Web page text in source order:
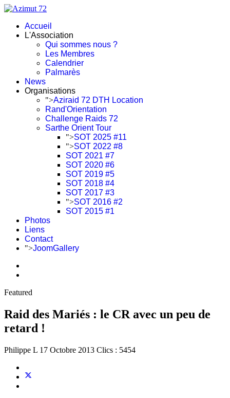
Accueil
L'Association
Qui sommes nous ?
Les Membres
Calendrier
Palmarès
News
Organisations
">Aziraid 72 DTH Location
Rand'Orientation
Challenge Raids 72
Sarthe Orient Tour
">SOT 2025 #11
">SOT 2022 #8
SOT 2021 #7
SOT 2020 #6
SOT 2019 #5
SOT 2018 #4
SOT 2017 #3
">SOT 2016 #2
SOT 2015 #1
Photos
Liens
Contact
">JoomGallery
Featured
Raid des Mariés : le CR avec un peu de
retard !
Philippe L 17 Octobre 2013 Clics : 5454